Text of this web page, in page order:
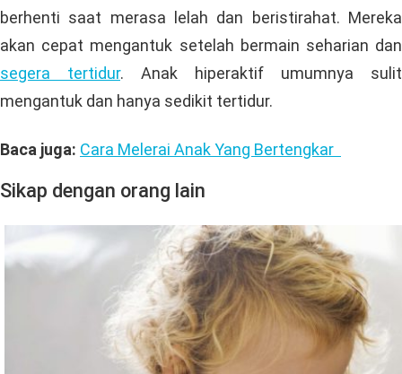
berhenti saat merasa lelah dan beristirahat. Mereka
akan cepat mengantuk setelah bermain seharian dan
segera tertidur. Anak hiperaktif umumnya sulit
mengantuk dan hanya sedikit tertidur.
Baca juga: Cara Melerai Anak Yang Bertengkar
Sikap dengan orang lain